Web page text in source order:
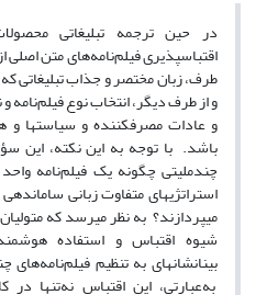
در حین ترجمه تبلیغاتی
اقتباس‏پذیری فیلم‌نامه‌های متن
طرف، زبان مختصر و جذاب تبلیغاتی
و از طرف دیگر، انتخاب نوع فیلم‌نامه
و عادات مصرف‏کننده و سیاست‏ها و
باشد. با توجه به ‌این ‌نکته، این
چندملیتی چگونه یک فیلم‌نامه
استراتژی‏های متفاوت زبانی
می‏پردازند؟ به نظر می‏رسد که
شیوه اقتباس و استفاده
بینا‏نشانه‏ای به تنظیم
به‌عبارتی، این اقتباس نه‌تنها در